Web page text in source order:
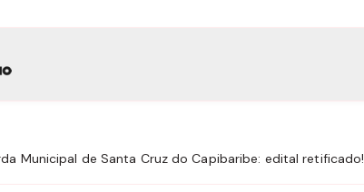
Municipal de Santa Cruz do Capibaribe: edital retificado!